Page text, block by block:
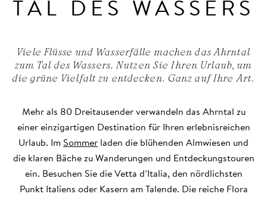
TAL DES WASSERS
Viele Flüsse und Wasserfälle machen das Ahrntal
zum Tal des Wassers. Nutzen Sie Ihren Urlaub, um
die grüne Vielfalt zu entdecken. Ganz auf Ihre Art.
Mehr als 80 Dreitausender verwandeln das Ahrntal zu
einer einzigartigen Destination für Ihren erlebnisreichen
Urlaub. Im Sommer laden die blühenden Almwiesen und
die klaren Bäche zu Wanderungen und Entdeckungstouren
ein. Besuchen Sie die Vetta d’Italia, den nördlichsten
Punkt Italiens oder Kasern am Talende. Die reiche Flora